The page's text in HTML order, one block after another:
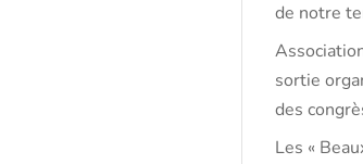
de notre
sortie
des
Les «